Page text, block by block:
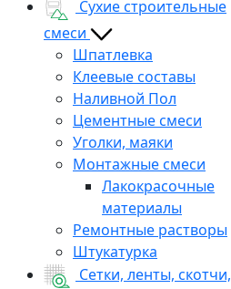
Сухие строительные
смеси
Шпатлевка
Клеевые составы
Наливной Пол
Цементные смеси
Уголки, маяки
Монтажные смеси
Лакокрасочные
материалы
Ремонтные растворы
Штукатурка
Сетки, ленты, скотчи,